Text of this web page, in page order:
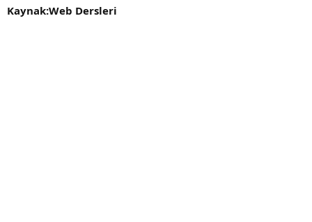
Kaynak:Web Dersleri